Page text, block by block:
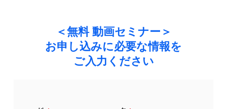
＜無料 動画セミナー＞
お申し込みに必要な情報を
ご入力ください